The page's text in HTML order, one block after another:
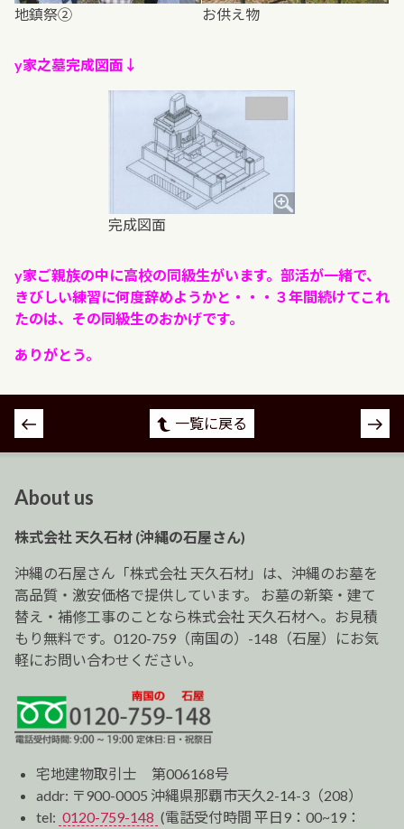
地鎮祭② お供え物
y家之墓完成図面↓
完成図面
y家ご親族の中に高校の同級生がいます。部活が一緒で、
きびしい練習に何度辞めようかと・・・３年間続けてこれ
たのは、その同級生のおかげです。
ありがとう。
投
稿
ゲ
ー
シ
ョ
ン
一覧に戻る
About us
株式会社 天久石材 (沖縄の石屋さん)
沖縄の石屋さん「株式会社 天久石材」は、沖縄のお墓を
高品質・激安価格で提供しています。 お墓の新築・建て
替え・補修工事のことなら株式会社 天久石材へ。お見積
もり無料です。0120-759（南国の）-148（石屋）にお気
軽にお問い合わせください。
宅地建物取引士 第006168号
addr: 〒900-0005 沖縄県那覇市天久2-14-3（208）
tel: 0120-759-148 (電話受付時間 平日9：00~19：